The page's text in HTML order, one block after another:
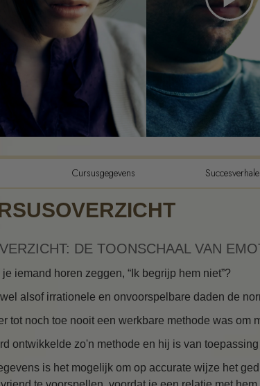
De oorzaak van
Kinderen
Communiceer doeltreffend
De Componenten van Begrip
De Drijfveren van Bestaan
Ethiek en de condities
Relations
oplossen
Integriteit en eerlijkheid
Feitenonderzoek
Huwelijk
gevaarlijke omgeving
Play
Cursusgegevens
DE TOONSCHAAL VAN
iemand horen zeggen, “Ik begrijp hem niet”?
alsof irrationele en onvoorspelbare daden de
tot noch toe nooit een werkbare methode was om
ontwikkelde zo'n methode en hij is van
is het mogelijk om op accurate wijze het